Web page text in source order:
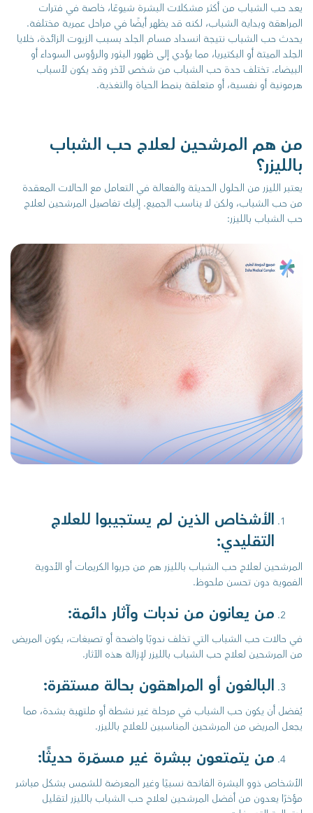
يعد حب الشباب من أكثر مشكلات البشرة شيوعًا، خاصة في فترات
المراهقة وبداية الشباب، لكنه قد يظهر أيضًا في مراحل عمرية مختلفة.
يحدث حب الشباب نتيجة انسداد مسام الجلد بسبب الزيوت الزائدة، خلايا
الجلد الميتة أو البكتيريا، مما يؤدي إلى ظهور البثور والرؤوس السوداء أو
البيضاء. تختلف حدة حب الشباب من شخص لآخر وقد يكون لأسباب
هرمونية أو نفسية، أو متعلقة بنمط الحياة والتغذية.
من هم المرشحين لعلاج حب الشباب
بالليزر؟
يعتبر الليزر من الحلول الحديثة والفعالة في التعامل مع الحالات المعقدة
من حب الشباب، ولكن لا يناسب الجميع. إليك تفاصيل المرشحين لعلاج
حب الشباب بالليزر:
الأشخاص الذين لم يستجيبوا للعلاج
التقليدي:
المرشحين لعلاج حب الشباب بالليزر هم من جربوا الكريمات أو الأدوية
الفموية دون تحسن ملحوظ.
من يعانون من ندبات وآثار دائمة:
في حالات حب الشباب التي تخلف ندوبًا واضحة أو تصبغات، يكون المريض
من المرشحين لعلاج حب الشباب بالليزر لإزالة هذه الآثار.
البالغون أو المراهقون بحالة مستقرة:
يُفضل أن يكون حب الشباب في مرحلة غير نشطة أو ملتهبة بشدة، مما
يجعل المريض من المرشحين المناسبين للعلاج بالليزر.
من يتمتعون ببشرة غير مسمّرة حديثًا:
الأشخاص ذوو البشرة الفاتحة نسبيًا وغير المعرضة للشمس بشكل مباشر
مؤخرًا يعدون من أفضل المرشحين لعلاج حب الشباب بالليزر لتقليل